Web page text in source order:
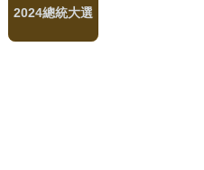
2024總統大選